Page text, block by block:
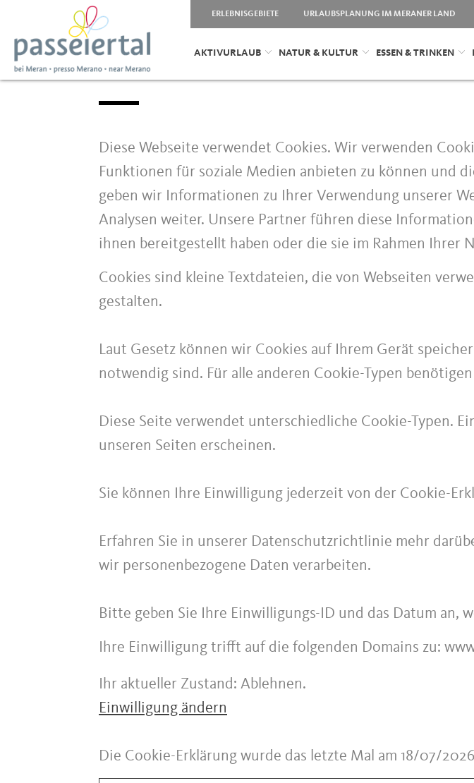
ERLEBNISGEBIETE URLAUBSPLANUNG IM MERANER LAND
AKTIVURLAUB NATUR & KULTUR ESSEN & TRINKEN
Diese Webseite verwendet Cookies. Wir verwenden
Funktionen für soziale Medien anbieten zu können und
geben wir Informationen zu Ihrer Verwendung unserer
Analysen weiter. Unsere Partner führen diese
ihnen bereitgestellt haben oder die sie im Rahmen Ihrer
Cookies sind kleine Textdateien, die von Webseiten
gestalten.
Laut Gesetz können wir Cookies auf Ihrem Gerät
notwendig sind. Für alle anderen Cookie-Typen
Diese Seite verwendet unterschiedliche Cookie-Typen.
unseren Seiten erscheinen.
Sie können Ihre Einwilligung jederzeit von der Cookie-
Erfahren Sie in unserer Datenschutzrichtlinie mehr
wir personenbezogene Daten verarbeiten.
Bitte geben Sie Ihre Einwilligungs-ID und das Datum an,
Ihre Einwilligung trifft auf die folgenden Domains zu:
Ihr aktueller Zustand: Ablehnen.
Einwilligung ändern
Die Cookie-Erklärung wurde das letzte Mal am 18/07/